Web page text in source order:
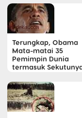
Terungkap, Obama
Mata-matai 35
Pemimpin Dunia
termasuk